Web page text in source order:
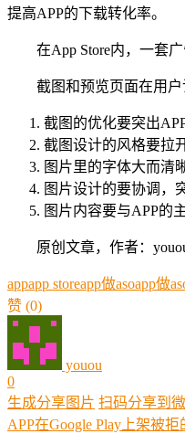
提高APP的下载转化率。
在App Store内，一套
截图和预览页面在用
截图的优化要突出
截图设计的风格要拉
图片里的字体大而清
图片设计的要协调，
图片内容要与APP的
原创文章，作者：
appapp storeapp做asoapp做
赞 (0)
youou
0
生成分享图片 扫码分享到
APP在Google Play上架被拒